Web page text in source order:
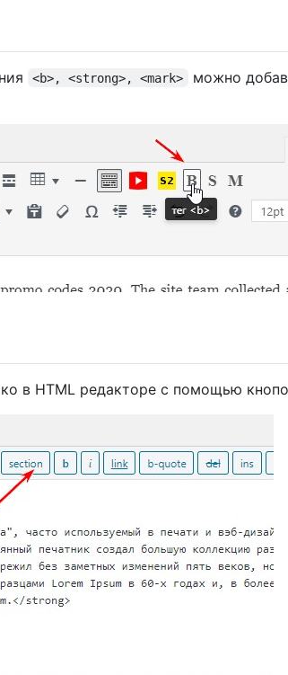
<b>, <strong>, <mark>
можно
в HTML редакторе с помощью